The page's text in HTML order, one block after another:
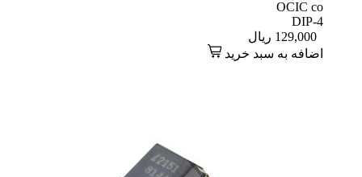
OCIC co
DIP-4
129,000 ریال
اضافه به سبد خرید